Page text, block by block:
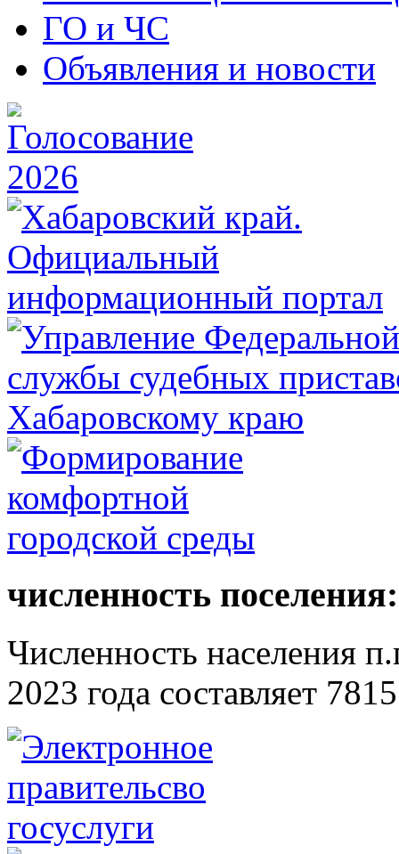
ГО и ЧС
Объявления и новости
численность поселения:
Численность населения
2023 года составляет